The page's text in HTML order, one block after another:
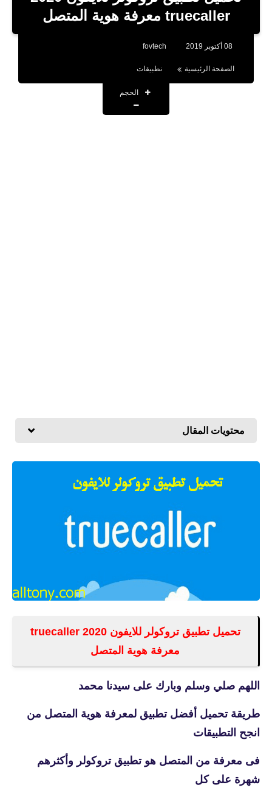
بلوجر
برامج كمبيوتر
truecaller معرفة هوية المتصل
08 أكتوبر 2019 fovtech
الصفحة الرئيسية نطبيقات
الحجم
محتويات المقال
تحميل تطبيق تروكولر للايفون 2020 truecaller
معرفة هوية المتصل
اللهم صلي وسلم وبارك على سيدنا محمد
طريقة تحميل أفضل تطبيق لمعرفة هوية المتصل من
انجح التطبيقات
فى معرفة من المتصل هو تطبيق تروكولر وأكثرهم
شهرة على كل